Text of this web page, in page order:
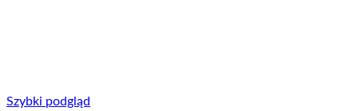
Szybki podgląd